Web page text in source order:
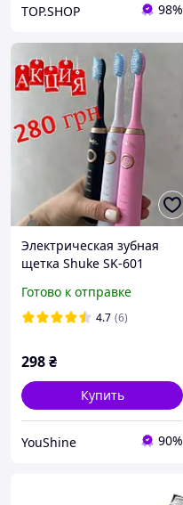
TOP.SHOP 98%
Электрическая зубная
щетка Shuke SK-601
ультразвуковая щетка для
зубов 5 режимов роботы
Готово к отправке
4.7 (6)
298₴
Купить
YouShine 90%